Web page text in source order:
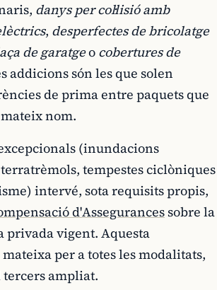
danys per col·lisió amb
, desperfectes de bricolatge
de garatgeo cobertures de
addicions són les que solen
de prima entre paquets que
nom.
(inundacions
tempestes ciclòniques
intervé, sota requisits propis,
d'Assegurancessobre la
privada vigent. Aquesta
per a totes les modalitats,
ampliat.